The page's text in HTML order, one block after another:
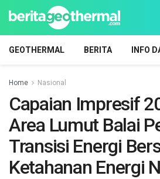
GEOTHERMAL BERITA INFO
Home Nasional
Capaian Impresif
Area Lumut Balai
Transisi Energi
Ketahanan Energi